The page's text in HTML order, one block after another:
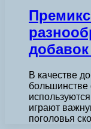
В качестве
играют
поголовья